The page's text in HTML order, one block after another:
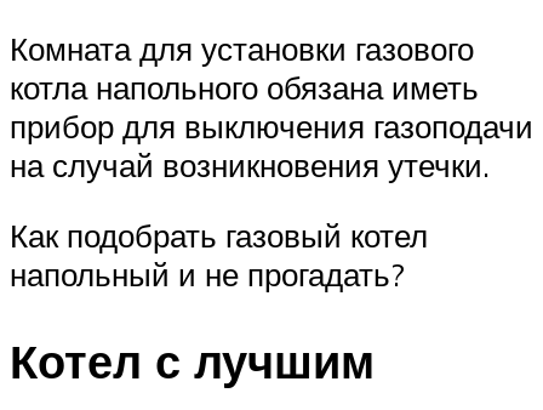
Комната для установки газового
котла напольного обязана иметь
прибор для выключения газоподачи
на случай возникновения утечки.
Как подобрать газовый котел
напольный и не прогадать?
Котел с лучшим